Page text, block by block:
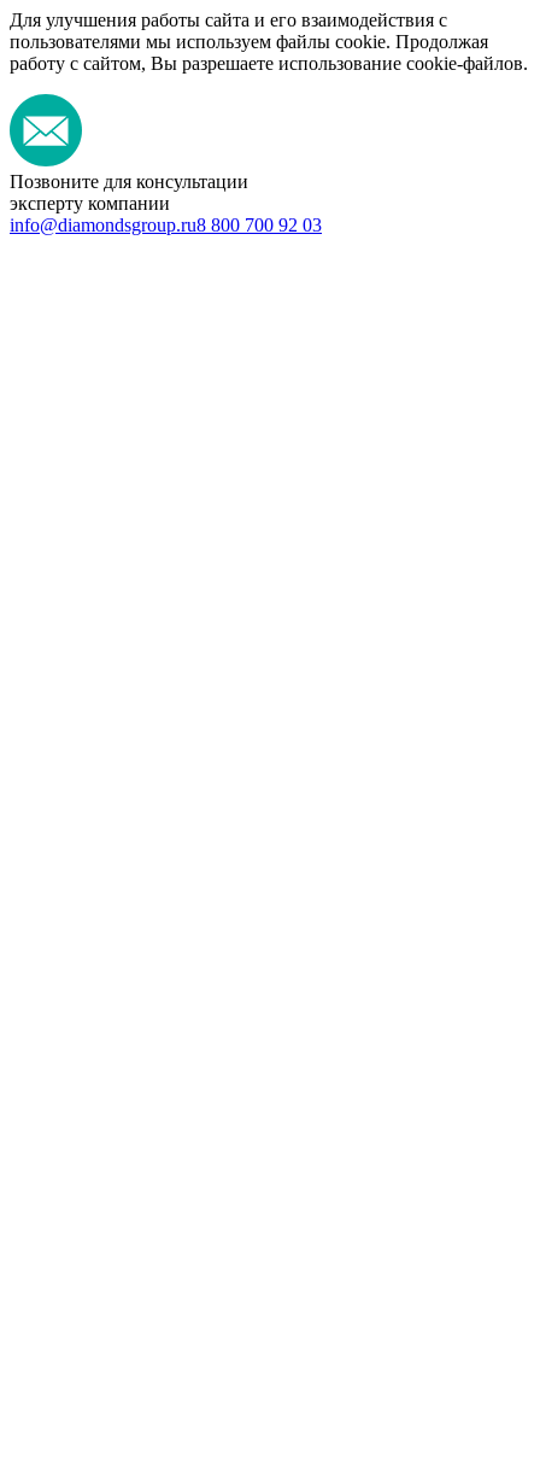
Для улучшения работы сайта и его взаимодействия с
пользователями мы используем файлы cookie. Продолжая
работу с сайтом, Вы разрешаете использование cookie-файлов.
Позвоните для консультации
эксперту компании
info@diamondsgroup.ru8 800 700 92 03